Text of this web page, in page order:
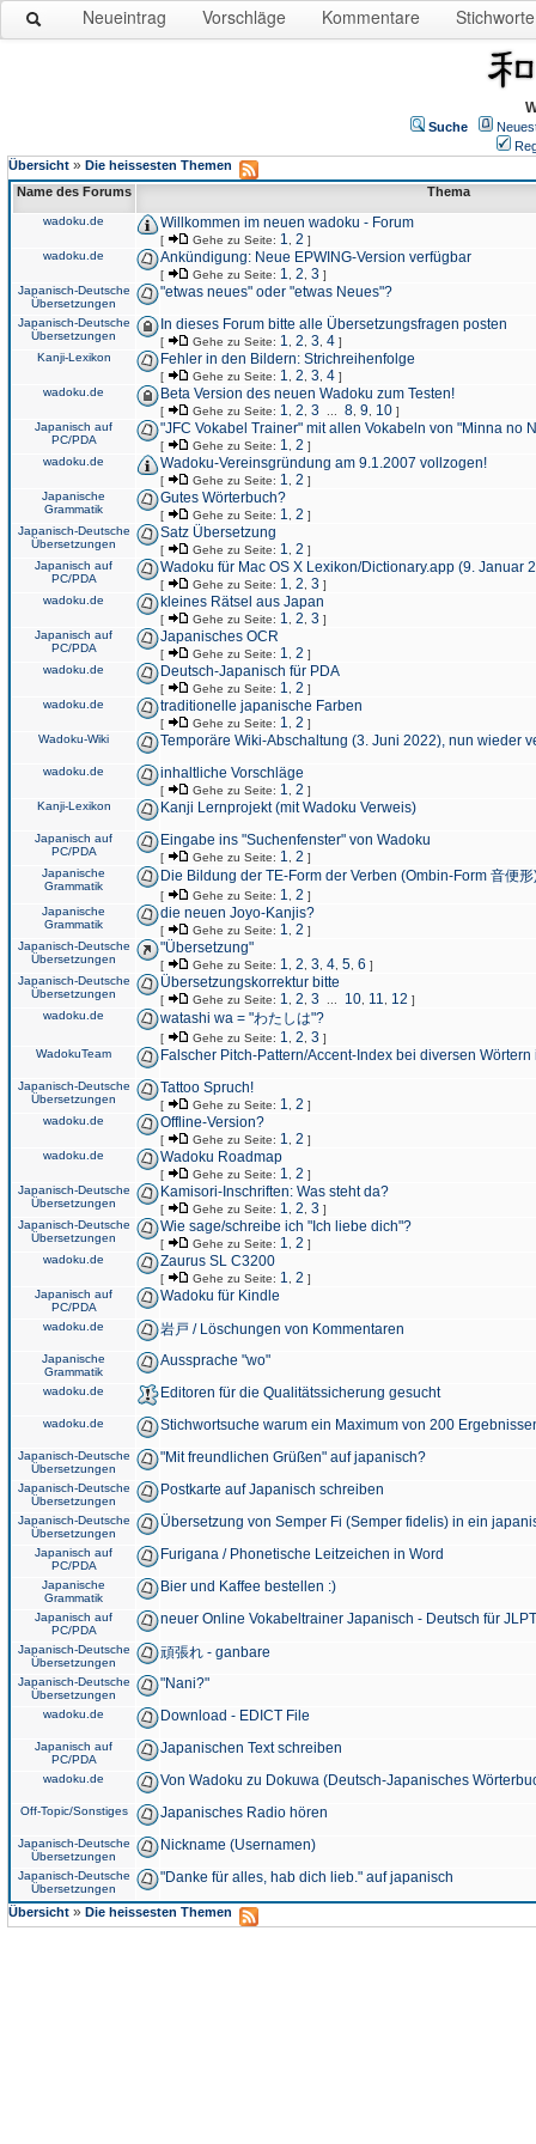
Neueintrag Vorschläge Kommentare Stichworte
Suche
Übersicht » Die heissesten Themen
Name des Forums
Thema
wadoku.de Willkommen im neuen wadoku - Forum
[ Gehe zu Seite: 1 2 ]
wadoku.de
Ankündigung: Neue EPWING-Version verfügbar
[ Gehe zu Seite: 1 2 3 ]
Japanisch-Deutsche
Übersetzungen
"etwas neues" oder "etwas Neues"?
Japanisch-Deutsche
Übersetzungen
In dieses Forum bitte alle Übersetzungsfragen posten
[ Gehe zu Seite: 1 2 3 4 ]
Kanji-Lexikon
Fehler in den Bildern: Strichreihenfolge
[ Gehe zu Seite: 1 2 3 4 ]
wadoku.de
Beta Version des neuen Wadoku zum Testen!
[ Gehe zu Seite: 1 2 3 8 9 10 ]
Japanisch auf
PC/PDA
"JFC Vokabel Trainer" mit allen Vokabeln von "Minna no
[ Gehe zu Seite: 1 2 ]
wadoku.de
Wadoku-Vereinsgründung am 9.1.2007 vollzogen!
[ Gehe zu Seite: 1 2 ]
Japanische
Grammatik
Gutes Wörterbuch?
[ Gehe zu Seite: 1 2 ]
Japanisch-Deutsche
Übersetzungen
Satz Übersetzung
[ Gehe zu Seite: 1 2 ]
Japanisch auf
PC/PDA
Wadoku für Mac OS X Lexikon/Dictionary.app (9. Januar
[ Gehe zu Seite: 1 2 3 ]
wadoku.de
kleines Rätsel aus Japan
[ Gehe zu Seite: 1 2 3 ]
Japanisch auf
PC/PDA
Japanisches OCR
[ Gehe zu Seite: 1 2 ]
wadoku.de
Deutsch-Japanisch für PDA
[ Gehe zu Seite: 1 2 ]
wadoku.de
traditionelle japanische Farben
[ Gehe zu Seite: 1 2 ]
Wadoku-Wiki
Temporäre Wiki-Abschaltung (3. Juni 2022), nun wieder
wadoku.de inhaltliche Vorschläge
[ Gehe zu Seite: 1 2 ]
Kanji-Lexikon
Kanji Lernprojekt (mit Wadoku Verweis)
Japanisch auf
PC/PDA
Eingabe ins "Suchenfenster" von Wadoku
[ Gehe zu Seite: 1 2 ]
Japanische
Grammatik
Die Bildung der TE-Form der Verben (Ombin-Form 音便形
[ Gehe zu Seite: 1 2 ]
Japanische
Grammatik
die neuen Joyo-Kanjis?
[ Gehe zu Seite: 1 2 ]
Japanisch-Deutsche
Übersetzungen
"Übersetzung"
[ Gehe zu Seite: 1 2 3 4 5 6 ]
Japanisch-Deutsche
Übersetzungen
Übersetzungskorrektur bitte
[ Gehe zu Seite: 1 2 3 10 11 12 ]
wadoku.de
watashi wa = "わたしは"?
[ Gehe zu Seite: 1 2 3 ]
WadokuTeam
Falscher Pitch-Pattern/Accent-Index bei diversen
Japanisch-Deutsche
Übersetzungen
Tattoo Spruch!
[ Gehe zu Seite: 1 2 ]
wadoku.de
Offline-Version?
[ Gehe zu Seite: 1 2 ]
wadoku.de
Wadoku Roadmap
[ Gehe zu Seite: 1 2 ]
Japanisch-Deutsche
Übersetzungen
Kamisori-Inschriften: Was steht da?
[ Gehe zu Seite: 1 2 3 ]
Japanisch-Deutsche
Übersetzungen
Wie sage/schreibe ich "Ich liebe dich"?
[ Gehe zu Seite: 1 2 ]
wadoku.de
Zaurus SL C3200
[ Gehe zu Seite: 1 2 ]
Japanisch auf
PC/PDA
Wadoku für Kindle
wadoku.de 岩戸 / Löschungen von Kommentaren
Japanische
Grammatik
Aussprache "wo"
wadoku.de Editoren für die Qualitätssicherung gesucht
wadoku.de Stichwortsuche warum ein Maximum von 200
Japanisch-Deutsche
Übersetzungen
"Mit freundlichen Grüßen" auf japanisch?
Japanisch-Deutsche
Übersetzungen
Postkarte auf Japanisch schreiben
Japanisch-Deutsche
Übersetzungen
Übersetzung von Semper Fi (Semper fidelis) in ein
Japanisch auf
PC/PDA
Furigana / Phonetische Leitzeichen in Word
Japanische
Grammatik
Bier und Kaffee bestellen :)
Japanisch auf
PC/PDA
neuer Online Vokabeltrainer Japanisch - Deutsch für
Japanisch-Deutsche
Übersetzungen
頑張れ - ganbare
Japanisch-Deutsche
Übersetzungen
"Nani?"
wadoku.de Download - EDICT File
Japanisch auf
PC/PDA
Japanischen Text schreiben
wadoku.de Von Wadoku zu Dokuwa (Deutsch-Japanisches
Off-Topic/Sonstiges Japanisches Radio hören
Japanisch-Deutsche
Übersetzungen
Nickname (Usernamen)
Japanisch-Deutsche
Übersetzungen
"Danke für alles, hab dich lieb." auf japanisch
Übersicht » Die heissesten Themen